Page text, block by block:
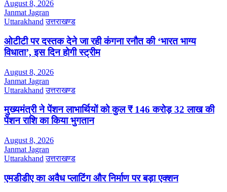
August 8, 2026
Janmat Jagran
Uttarakhand उत्तराखण्ड
ओटीटी पर दस्तक देने जा रही कंगना रनौत की ‘भारत भाग्य
विधाता’, इस दिन होगी स्ट्रीम
August 8, 2026
Janmat Jagran
Uttarakhand उत्तराखण्ड
मुख्यमंत्री ने पेंशन लाभार्थियों को कुल ₹ 146 करोड़ 32 लाख की
पेंशन राशि का किया भुगतान
August 8, 2026
Janmat Jagran
Uttarakhand उत्तराखण्ड
एमडीडीए का अवैध प्लाटिंग और निर्माण पर बड़ा एक्शन